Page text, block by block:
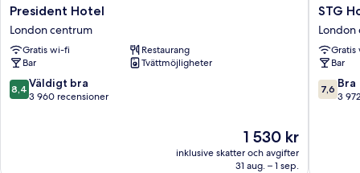
President
Hotel
London
centrum
President Hotel
London centrum
Gratis wi-fi
Restaurang
Bar
Tvättmöjligheter
8.4
av
8,4 Väldigt bra
3 960 recensioner
Priset
1 530 kr
1 530 kr
inklusive skatter och avgifter
31 aug. – 1 sep.
STG
Hotel
London
Oxford
Street
London
centrum
STG
London
Bar
7.6
av
7,6 Bra
3